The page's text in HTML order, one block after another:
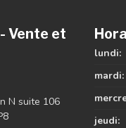
Vente et
N suite 106
lundi:
mardi:
jeudi: